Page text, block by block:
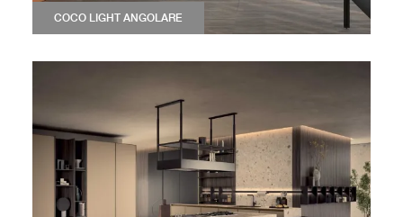
COCO LIGHT ANGOLARE